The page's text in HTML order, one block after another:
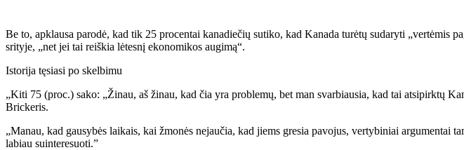
Be to, apklausa parodė, kad tik 25 procentai kanadiečių sutiko, kad Kanada turėtų sudaryti „vertėmis
srityje, „net jei tai reiškia lėtesnį ekonomikos augimą“.
Istorija tęsiasi po skelbimu
„Kiti 75 (proc.) sako: „Žinau, aš žinau, kad čia yra problemų, bet man svarbiausia, kad tai atsipirktų
Brickeris.
„Manau, kad gausybės laikais, kai žmonės nejaučia, kad jiems gresia pavojus, vertybiniai
labiau suinteresuoti.”